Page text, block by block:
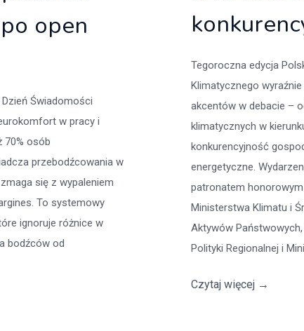
open
Świadomości
w pracy i
70% osób
przebodźcowania w
się z wypaleniem
To systemowy
ignoruje różnice w
bodźców od
Tegoroczna edycja
Klimatycznego
akcentów w debacie –
klimatycznych w
konkurencyjność
energetyczne.
patronatem
Ministerstwa Klimatu i
Aktywów
Polityki Regionalnej i
Czytaj więcej →